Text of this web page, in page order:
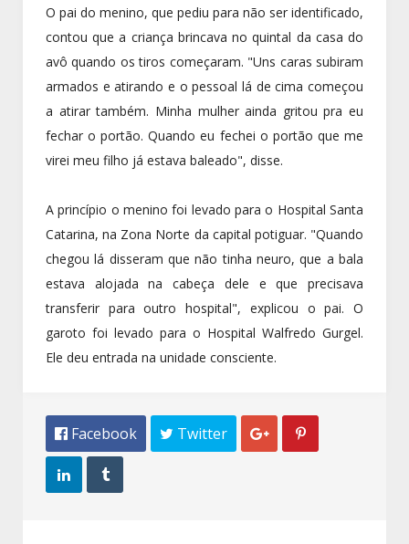
O pai do menino, que pediu para não ser identificado,
contou que a criança brincava no quintal da casa do
avô quando os tiros começaram. "Uns caras subiram
armados e atirando e o pessoal lá de cima começou
a atirar também. Minha mulher ainda gritou pra eu
fechar o portão. Quando eu fechei o portão que me
virei meu filho já estava baleado", disse.
A princípio o menino foi levado para o Hospital Santa
Catarina, na Zona Norte da capital potiguar. "Quando
chegou lá disseram que não tinha neuro, que a bala
estava alojada na cabeça dele e que precisava
transferir para outro hospital", explicou o pai. O
garoto foi levado para o Hospital Walfredo Gurgel.
Ele deu entrada na unidade consciente.
 Facebook  Twitter  
 